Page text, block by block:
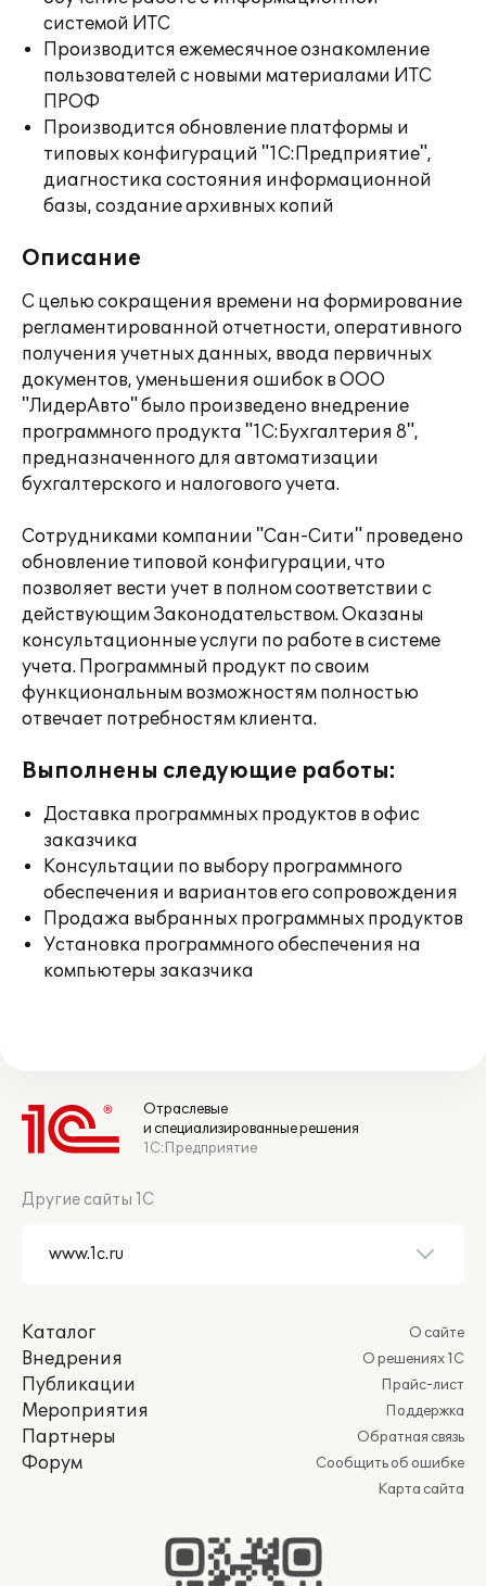
системой ИТС
Производится ежемесячное ознакомление
пользователей с новыми материалами ИТС
ПРОФ
Производится обновление платформы и
типовых конфигураций "1С:Предприятие",
диагностика состояния информационной
базы, создание архивных копий
Описание
С целью сокращения времени на формирование
регламентированной отчетности, оперативного
получения учетных данных, ввода первичных
документов, уменьшения ошибок в ООО
"ЛидерАвто" было произведено внедрение
программного продукта "1С:Бухгалтерия 8",
предназначенного для автоматизации
бухгалтерского и налогового учета.
Сотрудниками компании "Сан-Сити" проведено
обновление типовой конфигурации, что
позволяет вести учет в полном соответствии с
действующим Законодательством. Оказаны
консультационные услуги по работе в системе
учета. Программный продукт по своим
функциональным возможностям полностью
отвечает потребностям клиента.
Выполнены следующие работы:
Доставка программных продуктов в офис
заказчика
Консультации по выбору программного
обеспечения и вариантов его сопровождения
Продажа выбранных программных продуктов
Установка программного обеспечения на
компьютеры заказчика
Отраслевые
и специализированные решения
1С:Предприятие
Другие сайты 1С
Каталог
Внедрения
Публикации
Мероприятия
Партнеры
Форум
О сайте
О решениях 1С
Прайс-лист
Поддержка
Обратная связь
Сообщить об ошибке
Карта сайта